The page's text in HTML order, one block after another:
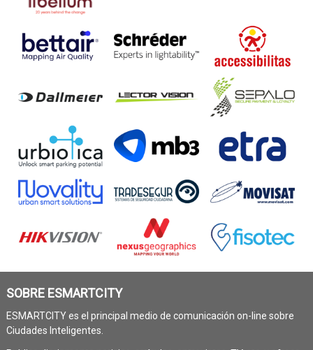
SOBRE ESMARTCITY
ESMARTCITY es el principal medio de comunicación on-line sobre
Ciudades Inteligentes.